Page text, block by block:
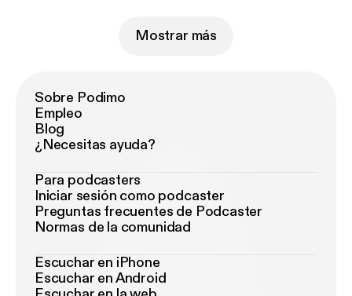
Mostrar más
Sobre Podimo
Empleo
Blog
¿Necesitas ayuda?
Para podcasters
Iniciar sesión como podcaster
Preguntas frecuentes de Podcaster
Normas de la comunidad
Escuchar en iPhone
Escuchar en Android